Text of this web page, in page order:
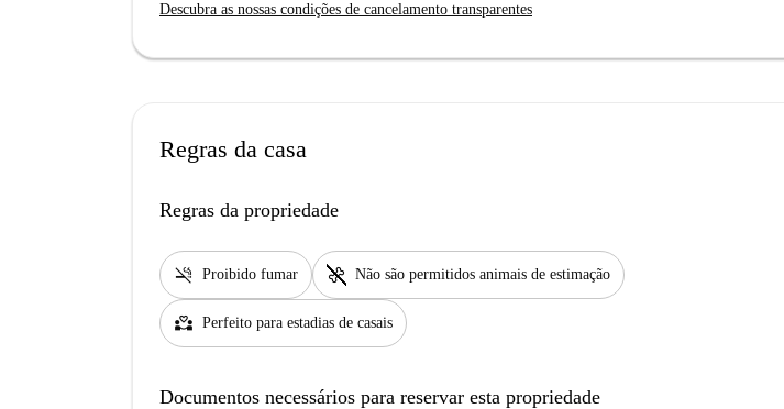
Descubra as nossas condições de cancelamento transparentes
Regras da casa
Regras da propriedade
smoke_free Proibido fumar pet_supplies Não são permitidos animais de estimação
partner_heart Perfeito para estadias de casais
Documentos necessários para reservar esta propriedade